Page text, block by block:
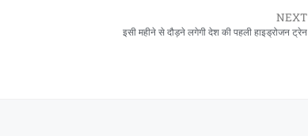
NEXT
इसी महीने से दौड़ने लगेगी देश की पहली हाइड्रोजन ट्रेन